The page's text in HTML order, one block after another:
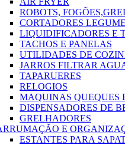
ROBOTS,
CORTADORES
LIQUIDIFICADORES E
TACHOS E PANELAS
UTILIDADES DE
JARROS FILTRAR
TAPARUERES
RELOGIOS
MAQUINAS QUEQUES
DISPENSADORES DE
GRELHADORES
E
ESTANTES PARA